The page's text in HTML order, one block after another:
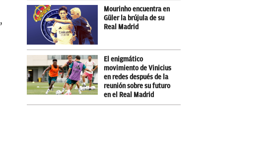
,
Mourinho encuentra en
Güler la brújula de su
Real Madrid
El enigmático
movimiento de Vinicius
en redes después de la
reunión sobre su futuro
en el Real Madrid